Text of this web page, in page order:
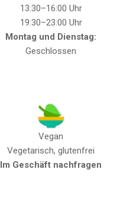
13:30–16:00 Uhr
19:30–23:00 Uhr
Montag und Dienstag:
Geschlossen
Vegan
Vegetarisch, glutenfrei
Im Geschäft nachfragen